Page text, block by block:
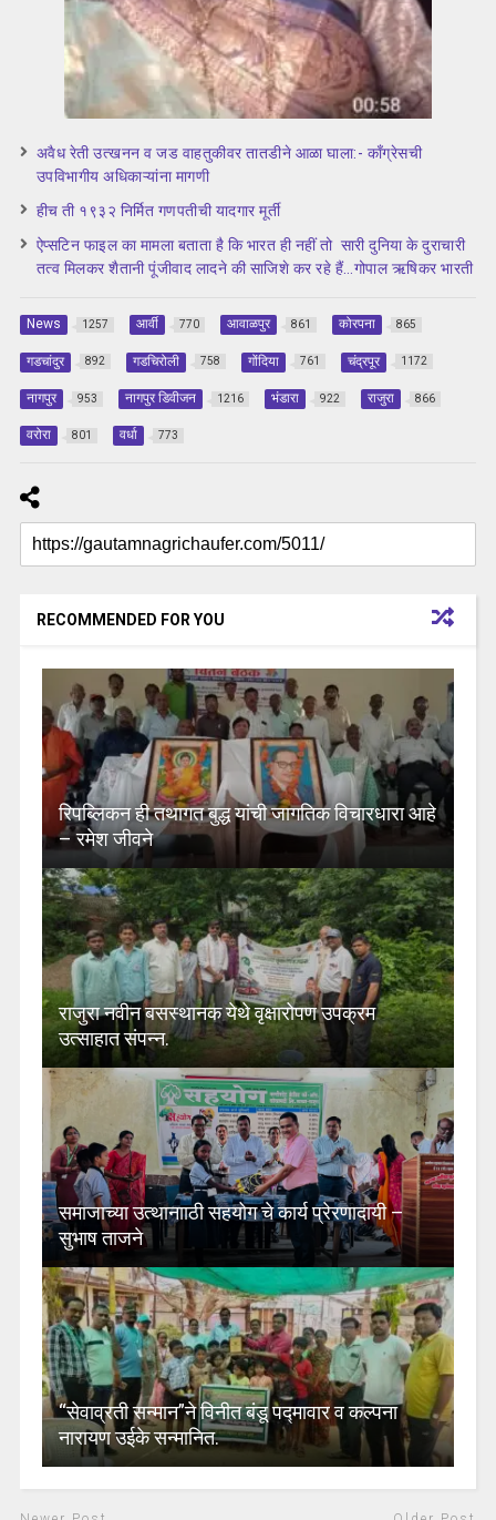
अवैध रेती उत्खनन व जड वाहतुकीवर तातडीने आळा घाला:- काँग्रेसची
उपविभागीय अधिकाऱ्यांना मागणी
हीच ती १९३२ निर्मित गणपतीची यादगार मूर्ती
ऐप्सटिन फाइल का मामला बताता है कि भारत ही नहीं तो सारी दुनिया के दुराचारी
तत्व मिलकर शैतानी पूंजीवाद लादने की साजिशे कर रहे हैं…गोपाल ऋषिकर भारती
News 1257 आर्वी 770 आवाळपुर 861 कोरपना 865
गडचांदुर 892 गडचिरोली 758 गोंदिया 761 चंद्रपूर 1172
नागपुर 953 नागपुर डिवीजन 1216 भंडारा 922 राजुरा 866
वरोरा 801 वर्धा 773
RECOMMENDED FOR YOU
रिपब्लिकन ही तथागत बुद्ध यांची जागतिक विचारधारा आहे
– रमेश जीवने
राजुरा नवीन बसस्थानक येथे वृक्षारोपण उपक्रम
उत्साहात संपन्न.
समाजाच्या उत्थानााठी सहयोग चे कार्य प्रेरणादायी –
सुभाष ताजने
“सेवाव्रती सन्मान”ने विनीत बंडू पद्मावार व कल्पना
नारायण उईके सन्मानित.